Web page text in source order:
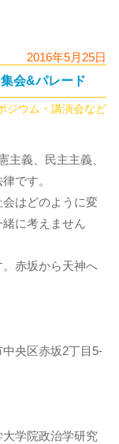
2016年5月25日
会&パレード
ジウム・講演会など
義、民主主義、
です。
はどのように変
に考えません
赤坂から天神へ
央区赤坂2丁目5-
学院政治学研究